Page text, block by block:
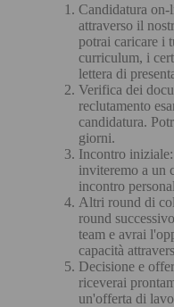
Candidatura on-
attraverso il
potrai caricare i
curriculum, i
lettera di
Verifica dei
reclutamento
candidatura.
giorni.
Incontro
inviteremo a un
incontro
Altri round di
round
team e avrai
capacità
Decisione e
riceverai
un'offerta di